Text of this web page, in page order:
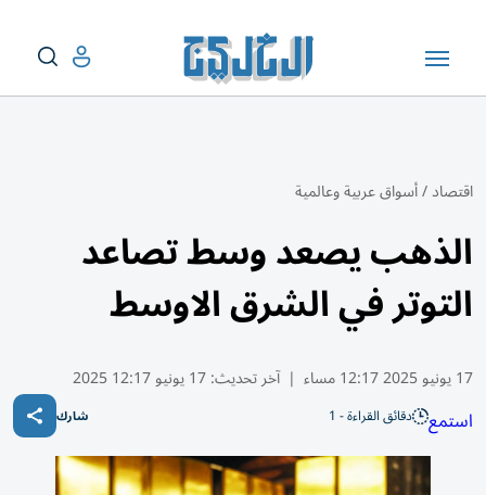
اقتصاد/أسواق عربية وعالمية
الذهب يصعد وسط تصاعد
التوتر في الشرق الاوسط
17 يونيو 2025 12:17 مساء | آخر تحديث:17 يونيو 12:17 2025
استمع دقائق القراءة - 1 شارك